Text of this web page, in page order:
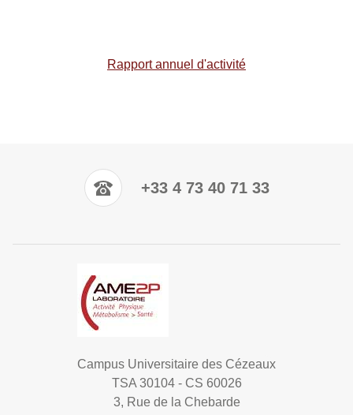
Rapport annuel d'activité
+33 4 73 40 71 33
Campus Universitaire des Cézeaux
TSA 30104 - CS 60026
3, Rue de la Chebarde